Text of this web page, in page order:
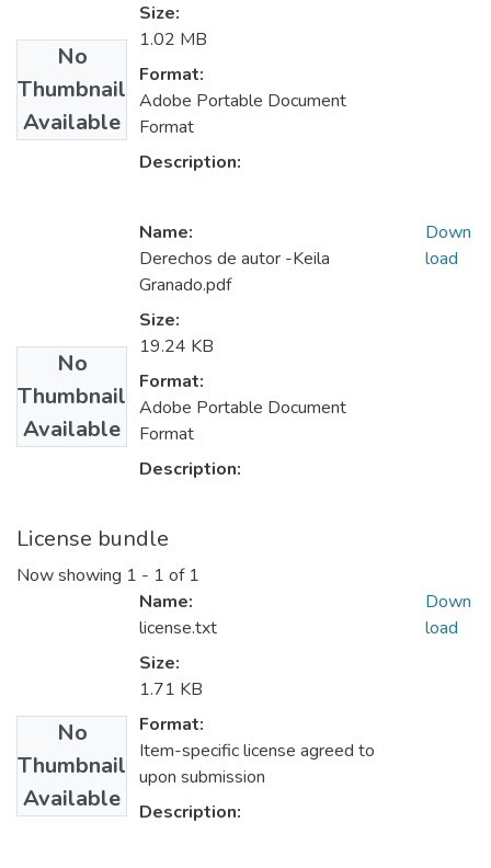
No
Thumbnail
Available
Size:
1.02 MB
Format:
Adobe Portable Document
Format
Description:
No
Thumbnail
Available
Name:
Derechos de autor -Keila
Granado.pdf
Size:
19.24 KB
Format:
Adobe Portable Document
Format
Description:
Down
load
License bundle
Now showing 1 - 1 of 1
No
Thumbnail
Available
Name:
license.txt
Size:
1.71 KB
Format:
Item-specific license agreed to
upon submission
Description:
Down
load